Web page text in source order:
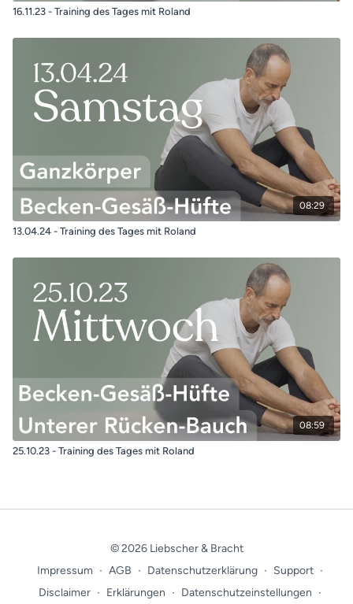
16.11.23 - Training des Tages mit Roland
08:29
13.04.24 - Training des Tages mit Roland
08:59
25.10.23 - Training des Tages mit Roland
© 2026 Liebscher & Bracht
Impressum ∙ AGB ∙ Datenschutzerklärung ∙ Support ∙
Disclaimer ∙ Erklärungen ∙ Datenschutzeinstellungen ∙